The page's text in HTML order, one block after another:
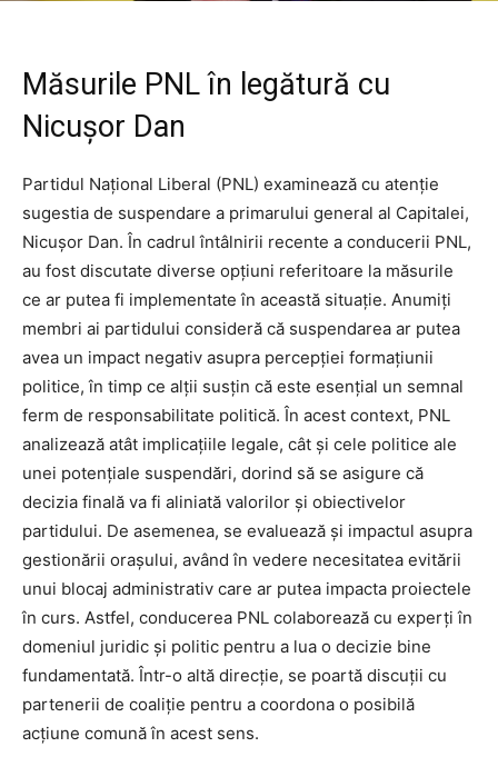
Măsurile PNL în legătură cu
Nicușor Dan
Partidul Național Liberal (PNL) examinează cu atenție
sugestia de suspendare a primarului general al Capitalei,
Nicușor Dan. În cadrul întâlnirii recente a conducerii PNL,
au fost discutate diverse opțiuni referitoare la măsurile
ce ar putea fi implementate în această situație. Anumiți
membri ai partidului consideră că suspendarea ar putea
avea un impact negativ asupra percepției formațiunii
politice, în timp ce alții susțin că este esențial un semnal
ferm de responsabilitate politică. În acest context, PNL
analizează atât implicațiile legale, cât și cele politice ale
unei potențiale suspendări, dorind să se asigure că
decizia finală va fi aliniată valorilor și obiectivelor
partidului. De asemenea, se evaluează și impactul asupra
gestionării orașului, având în vedere necesitatea evitării
unui blocaj administrativ care ar putea impacta proiectele
în curs. Astfel, conducerea PNL colaborează cu experți în
domeniul juridic și politic pentru a lua o decizie bine
fundamentată. Într-o altă direcție, se poartă discuții cu
partenerii de coaliție pentru a coordona o posibilă
acțiune comună în acest sens.